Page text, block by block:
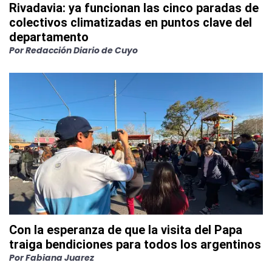
Rivadavia: ya funcionan las cinco paradas de
colectivos climatizadas en puntos clave del
departamento
PorRedacción Diario de Cuyo
Con la esperanza de que la visita del Papa
traiga bendiciones para todos los argentinos
PorFabiana Juarez